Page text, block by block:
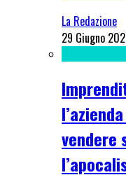
La Redazione
29 Giugno
vendere